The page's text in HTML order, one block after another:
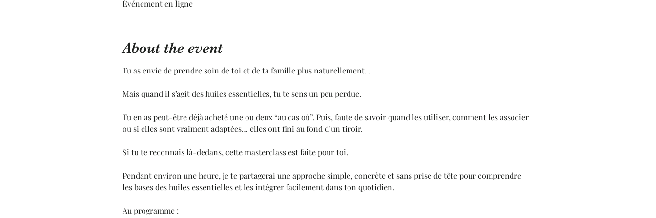
Événement en ligne
About the event
Tu as envie de prendre soin de toi et de ta famille plus naturellement…
Mais quand il s’agit des huiles essentielles, tu te sens un peu perdue.
Tu en as peut-être déjà acheté une ou deux “au cas où”. Puis, faute de savoir quand les utiliser, comment les associer
ou si elles sont vraiment adaptées… elles ont fini au fond d’un tiroir.
Si tu te reconnais là-dedans, cette masterclass est faite pour toi.
Pendant environ une heure, je te partagerai une approche simple, concrète et sans prise de tête pour comprendre
les bases des huiles essentielles et les intégrer facilement dans ton quotidien.
Au programme :